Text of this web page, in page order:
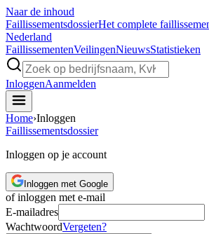
Naar de inhoud
FaillissementsdossierHet complete
Nederland
FaillissementenVeilingenNieuwsStatistieken
InloggenAanmelden
Home›Inloggen
Faillissementsdossier
Inloggen op je account
Inloggen met Google
of inloggen met e-mail
E-mailadres
WachtwoordVergeten?